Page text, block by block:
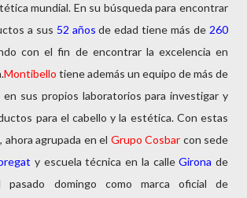
mundial. En su búsqueda para encontrar
a sus 52 años de edad tiene más de 260
con el fin de encontrar la excelencia en
Montibello tiene además un equipo de más de
en sus propios laboratorios para investigar y
para el cabello y la estética. Con estas
ahora agrupada en el Grupo Cosbar con sede
y escuela técnica en la calleGirona de
domingo como marca oficial de